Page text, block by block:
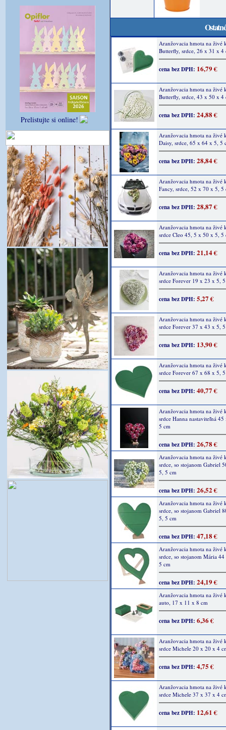
Prelistujte si online!
Aranžovacia hmota na živé
Butterfly, srdce, 26 x 31 x 4
cena bez DPH: 16,79 €
Aranžovacia hmota na živé
Butterfly, srdce, 43 x 50 x 4
cena bez DPH: 24,88 €
Aranžovacia hmota na živé
Daisy, srdce, 65 x 64 x 5, 5
cena bez DPH: 28,84 €
Aranžovacia hmota na živé
Fancy, srdce, 52 x 70 x 5, 5
cena bez DPH: 28,87 €
Aranžovacia hmota na živé
srdce Cleo 45, 5 x 50 x 5, 5
cena bez DPH: 21,14 €
Aranžovacia hmota na živé
srdce Forever 19 x 23 x 5,
cena bez DPH: 5,27 €
Aranžovacia hmota na živé
srdce Forever 37 x 43 x 5,
cena bez DPH: 13,90 €
Aranžovacia hmota na živé
srdce Forever 67 x 68 x 5,
cena bez DPH: 40,77 €
Aranžovacia hmota na živé
srdce Hanna nastaviteľná
5 cm
cena bez DPH: 26,78 €
Aranžovacia hmota na živé
srdce, so stojanom Gabriel
5, 5 cm
cena bez DPH: 26,52 €
Aranžovacia hmota na živé
srdce, so stojanom Gabriel
5, 5 cm
cena bez DPH: 47,18 €
Aranžovacia hmota na živé
srdce, so stojanom Mária
5 cm
cena bez DPH: 24,19 €
Aranžovacia hmota na živé
auto, 17 x 11 x 8 cm
cena bez DPH: 6,36 €
Aranžovacia hmota na živé
srdce Michele 20 x 20 x 4
cena bez DPH: 4,75 €
Aranžovacia hmota na živé
srdce Michele 37 x 37 x 4
cena bez DPH: 12,61 €